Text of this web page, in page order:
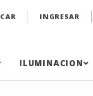
INGRESAR
ILUMINACION